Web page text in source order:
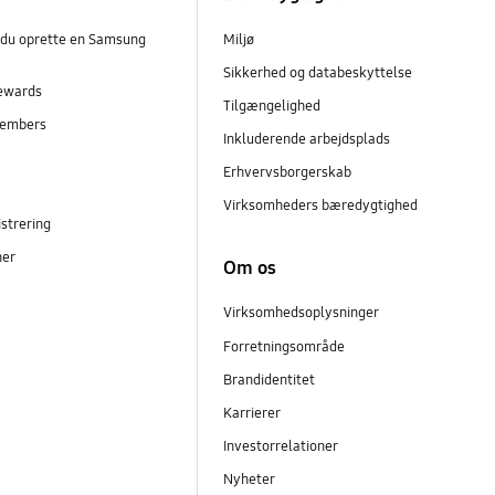
oprette en Samsung
Miljø
Sikkerhed og databeskyttelse
Tilgængelighed
Inkluderende arbejdsplads
Erhvervsborgerskab
Virksomheders bæredygtighed
Om os
Virksomhedsoplysninger
Forretningsområde
Brandidentitet
Karrierer
Investorrelationer
Nyheter